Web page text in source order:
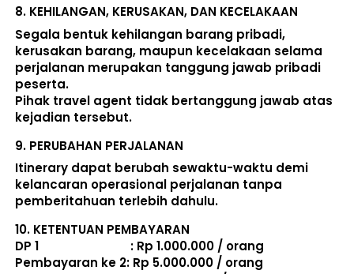
8. KEHILANGAN, KERUSAKAN, DAN KECELAKAAN
Segala bentuk kehilangan barang pribadi,
kerusakan barang, maupun kecelakaan selama
perjalanan merupakan tanggung jawab pribadi
peserta.
Pihak travel agent tidak bertanggung jawab atas
kejadian tersebut.
9. PERUBAHAN PERJALANAN
Itinerary dapat berubah sewaktu-waktu demi
kelancaran operasional perjalanan tanpa
pemberitahuan terlebih dahulu.
10. KETENTUAN PEMBAYARAN
DP 1                             : Rp 1.000.000 / orang
Pembayaran ke 2: Rp 5.000.000 / orang